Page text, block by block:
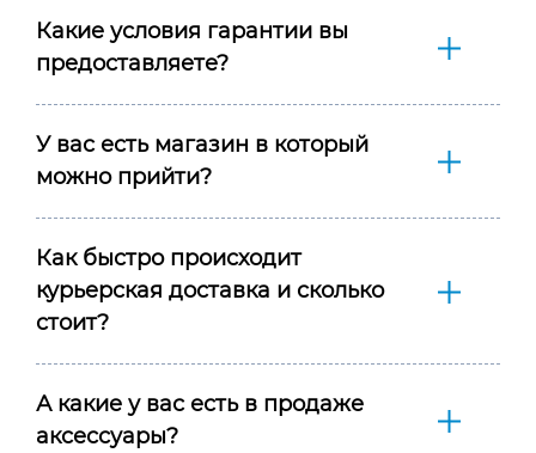
Какие условия гарантии вы
предоставляете?
У вас есть магазин в который
можно прийти?
Как быстро происходит
курьерская доставка и сколько
стоит?
А какие у вас есть в продаже
аксессуары?